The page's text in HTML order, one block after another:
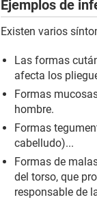
Ejemplos de
Existen varios
Las formas
afecta los
Formas
hombre.
Formas
cabelludo)...
Formas de
del torso, que
responsable de